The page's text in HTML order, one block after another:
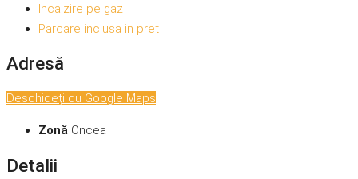
Incalzire pe gaz
Parcare inclusa in pret
Adresă
Deschideți cu Google Maps
Zonă Oncea
Detalii